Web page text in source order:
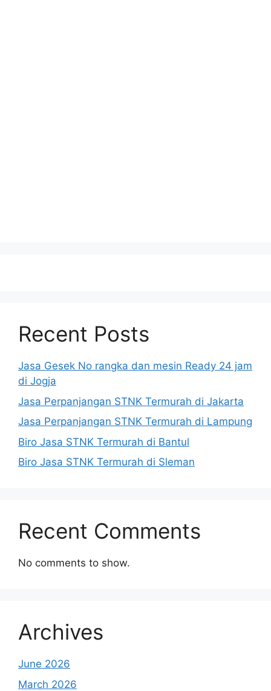
Recent Posts
Jasa Gesek No rangka dan mesin Ready 24 jam
di Jogja
Jasa Perpanjangan STNK Termurah di Jakarta
Jasa Perpanjangan STNK Termurah di Lampung
Biro Jasa STNK Termurah di Bantul
Biro Jasa STNK Termurah di Sleman
Recent Comments
No comments to show.
Archives
June 2026
March 2026